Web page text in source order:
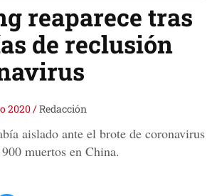
reaparece tras
de reclusión
2020/Redacción
aislado ante el brote de coronavirus
muertos en China.